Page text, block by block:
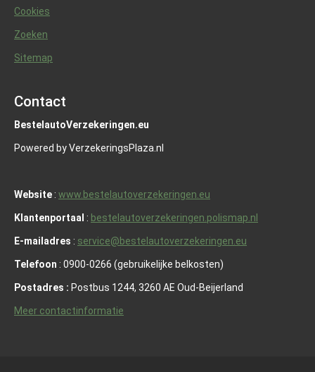
Cookies
Zoeken
Sitemap
Contact
BestelautoVerzekeringen.eu
Powered by VerzekeringsPlaza.nl
Website : www.bestelautoverzekeringen.eu
Klantenportaal : bestelautoverzekeringen.polismap.nl
E-mailadres : service@bestelautoverzekeringen.eu
Telefoon : 0900-0266 (gebruikelijke belkosten)
Postadres : Postbus 1244, 3260 AE Oud-Beijerland
Meer contactinformatie